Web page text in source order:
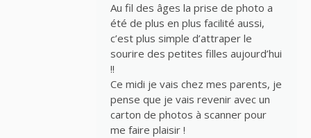
Au fil des âges la prise de photo a
été de plus en plus facilité aussi,
c’est plus simple d’attraper le
sourire des petites filles aujourd’hui
!!
Ce midi je vais chez mes parents, je
pense que je vais revenir avec un
carton de photos à scanner pour
me faire plaisir !